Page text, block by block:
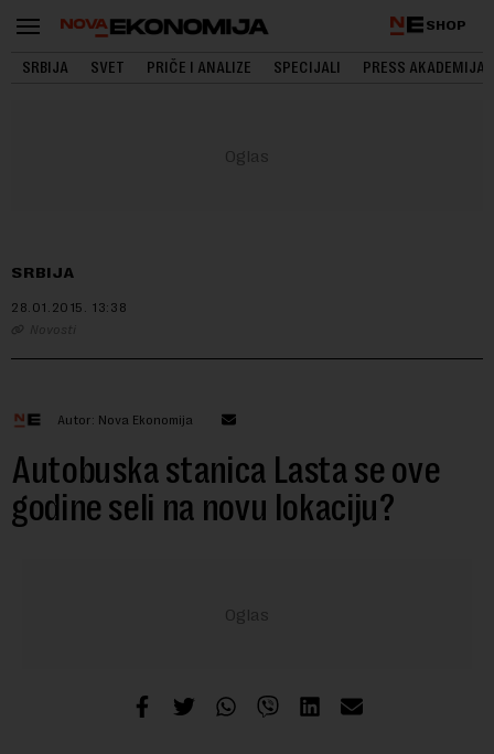
SHOP
SRBIJA SVET PRIČE I ANALIZE SPECIJALI PRESS AKADEMIJA
SRBIJA
28.01.2015. 13:38
Novosti
Autor: Nova Ekonomija
Autobuska stanica Lasta se ove
godine seli na novu lokaciju?